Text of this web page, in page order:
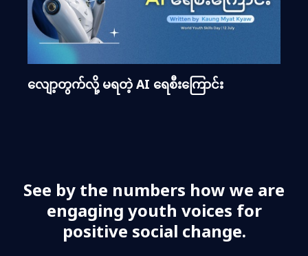
လျော့တွက်လို့ မရတဲ့ AI ရေစီးကြောင်း
See by the numbers how we are
engaging youth voices for
positive social change.